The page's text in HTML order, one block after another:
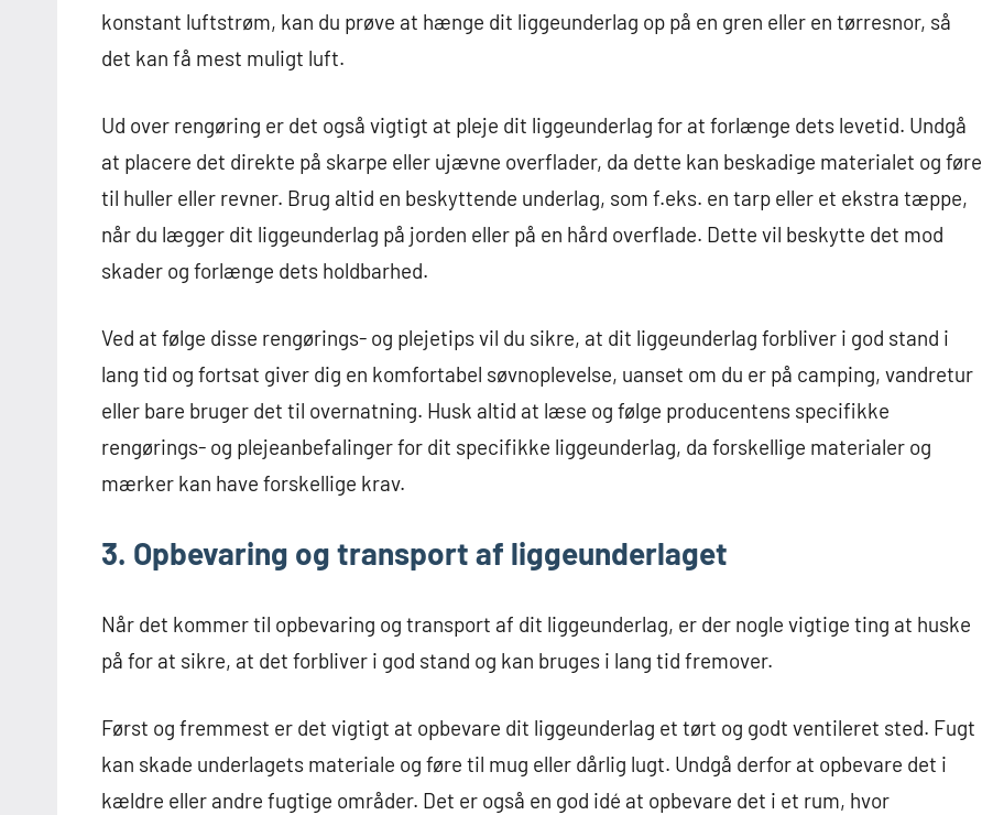
konstant luftstrøm, kan du prøve at hænge dit liggeunderlag op på en gren eller en tørresnor, så
det kan få mest muligt luft.
Ud over rengøring er det også vigtigt at pleje dit liggeunderlag for at forlænge dets levetid. Undgå
at placere det direkte på skarpe eller ujævne overflader, da dette kan beskadige materialet og føre
til huller eller revner. Brug altid en beskyttende underlag, som f.eks. en tarp eller et ekstra tæppe,
når du lægger dit liggeunderlag på jorden eller på en hård overflade. Dette vil beskytte det mod
skader og forlænge dets holdbarhed.
Ved at følge disse rengørings- og plejetips vil du sikre, at dit liggeunderlag forbliver i god stand i
lang tid og fortsat giver dig en komfortabel søvnoplevelse, uanset om du er på camping, vandretur
eller bare bruger det til overnatning. Husk altid at læse og følge producentens specifikke
rengørings- og plejeanbefalinger for dit specifikke liggeunderlag, da forskellige materialer og
mærker kan have forskellige krav.
3. Opbevaring og transport af liggeunderlaget
Når det kommer til opbevaring og transport af dit liggeunderlag, er der nogle vigtige ting at huske
på for at sikre, at det forbliver i god stand og kan bruges i lang tid fremover.
Først og fremmest er det vigtigt at opbevare dit liggeunderlag et tørt og godt ventileret sted. Fugt
kan skade underlagets materiale og føre til mug eller dårlig lugt. Undgå derfor at opbevare det i
kældre eller andre fugtige områder. Det er også en god idé at opbevare det i et rum, hvor